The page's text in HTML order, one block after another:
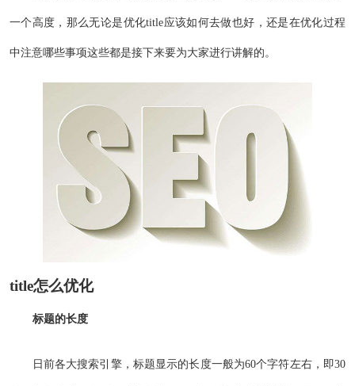
一个高度，那么无论是优化title应该如何去做也好，还是在优化过程
中注意哪些事项这些都是接下来要为大家进行讲解的。
title怎么优化
标题的长度
日前各大搜索引擎，标题显示的长度一般为60个字符左右，即30